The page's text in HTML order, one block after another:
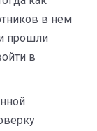
в нем
прошли
в